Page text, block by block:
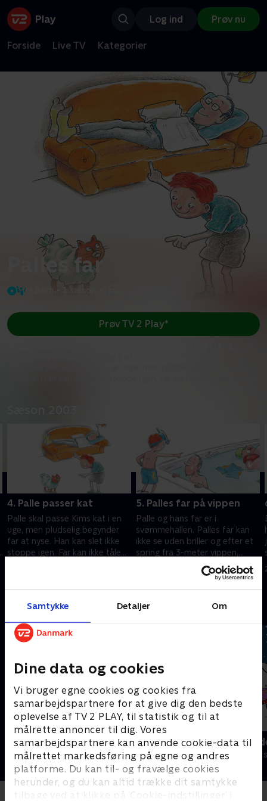
Samtykke Detaljer Om
Dine data og cookies
Vi bruger egne cookies og cookies fra
samarbejdspartnere for at give dig den bedste
oplevelse af TV 2 PLAY, til statistik og til at
målrette annoncer til dig. Vores
samarbejdspartnere kan anvende cookie-data til
målrettet markedsføring på egne og andres
platforme. Du kan til- og fravælge cookies
herunder, og du kan altid trække dit samtykke
tilbage ved at klikke på ’Cookie-indstillinger’ i
Log ind Prøv nu
Forside Live TV Kategorier
Palles far
Prøv TV 2 Play*
4. Palle passer kat
Palle skal passe Kims kat i en
uge, men pludselig begynder
far at nyse. Han kan slet ikke
stoppe igen. Far kan ikke tåle
5. Palles far på vippen
Palle og hans far er i
svømmehallen. Palles far kan
ikke se uden briller og efter et
spring fra 3-meter vippen,
opdager han, at han har tabt
10. september 2005 • 5 min
Andre så også
Miniteve: På bondegården
Børneserier • 1 sæsoner
Miniteve:
Børneserier • 1